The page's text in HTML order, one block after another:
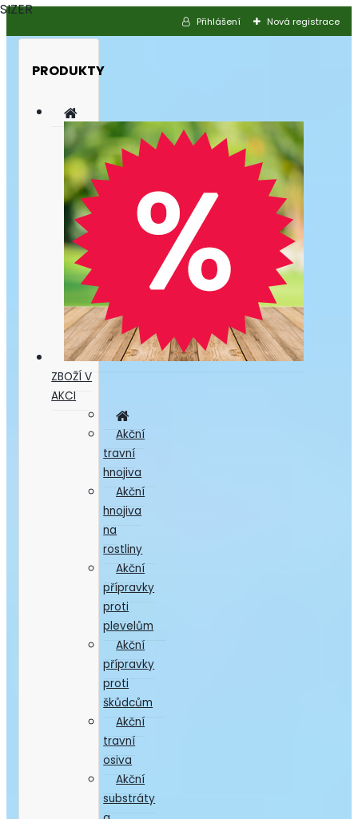
Přihlášení Nová registrace
PRODUKTY
ZBOŽÍ V
AKCI
Akční
travní
hnojiva
Akční
hnojiva
na
rostliny
Akční
přípravky
proti
plevelům
Akční
přípravky
proti
škůdcům
Akční
travní
osiva
Akční
substráty
SIZER